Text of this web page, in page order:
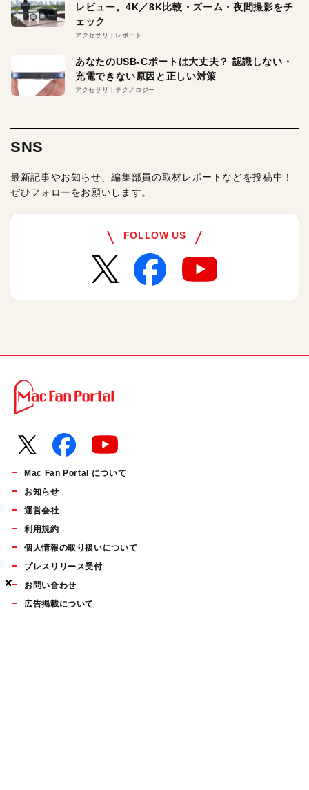
×
×
×
レビュー。4K／8K比較・ズーム・夜間撮影をチ
ェック
アクセサリ レポート
あなたのUSB-Cポートは大丈夫？ 認識しない・
充電できない原因と正しい対策
アクセサリ テクノロジー
SNS
最新記事やお知らせ、編集部員の取材レポートなどを投稿中！
ぜひフォローをお願いします。
FOLLOW US
Mac Fan Portal について
お知らせ
運営会社
利用規約
個人情報の取り扱いについて
プレスリリース受付
お問い合わせ
広告掲載について